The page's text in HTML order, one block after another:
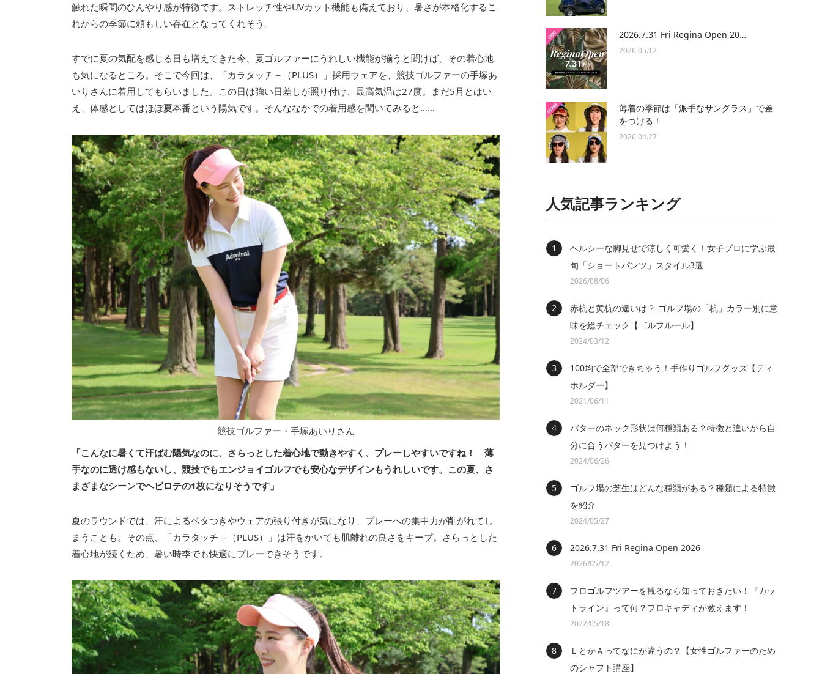
触れた瞬間のひんやり感が特徴です。ストレッチ性やUVカット機能も備えており、暑さが本格化するこ
れからの季節に頼もしい存在となってくれそう。
すでに夏の気配を感じる日も増えてきた今、夏ゴルファーにうれしい機能が揃うと聞けば、その着心地
も気になるところ。そこで今回は、「カラタッチ＋（PLUS）」採用ウェアを、競技ゴルファーの手塚あ
いりさんに着用してもらいました。この日は強い日差しが照り付け、最高気温は27度。まだ5月とはい
え、体感としてはほぼ夏本番という陽気です。そんななかでの着用感を聞いてみると……
競技ゴルファー・手塚あいりさん
「こんなに暑くて汗ばむ陽気なのに、さらっとした着心地で動きやすく、プレーしやすいですね！ 薄
手なのに透け感もないし、競技でもエンジョイゴルフでも安心なデザインもうれしいです。この夏、さ
まざまなシーンでヘビロテの1枚になりそうです」
夏のラウンドでは、汗によるベタつきやウェアの張り付きが気になり、プレーへの集中力が削がれてし
まうことも。その点、「カラタッチ＋（PLUS）」は汗をかいても肌離れの良さをキープ。さらっとした
着心地が続くため、暑い時季でも快適にプレーできそうです。
2026.7.31 Fri Regina Open 20…
2026.05.12
薄着の季節は「派手なサングラス」で差
をつける！
2026.04.27
人気記事ランキング
ヘルシーな脚見せで涼しく可愛く！女子プロに学ぶ最
旬「ショートパンツ」スタイル3選
2026/08/06
赤杭と黄杭の違いは？ ゴルフ場の「杭」カラー別に意
味を総チェック【ゴルフルール】
2024/03/12
100均で全部できちゃう！手作りゴルフグッズ【ティ
ホルダー】
2021/06/11
パターのネック形状は何種類ある？特徴と違いから自
分に合うパターを見つけよう！
2024/06/26
ゴルフ場の芝生はどんな種類がある？種類による特徴
を紹介
2024/05/27
2026.7.31 Fri Regina Open 2026
2026/05/12
プロゴルフツアーを観るなら知っておきたい！『カッ
トライン』って何？プロキャディが教えます！
2022/05/18
ＬとかＡってなにが違うの？【女性ゴルファーのため
のシャフト講座】